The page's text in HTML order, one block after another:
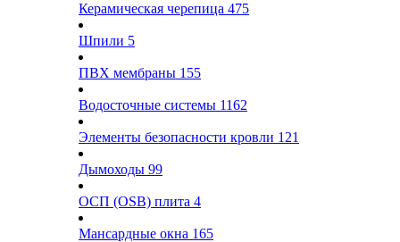
Керамическая черепица 475
Шпили 5
ПВХ мембраны 155
Водосточные системы 1162
Элементы безопасности кровли 121
Дымоходы 99
ОСП (OSB) плита 4
Мансардные окна 165